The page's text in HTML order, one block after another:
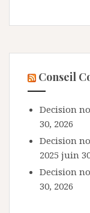
Conseil
Decision
30, 2026
Decision
2025 juin
Decision
30, 2026